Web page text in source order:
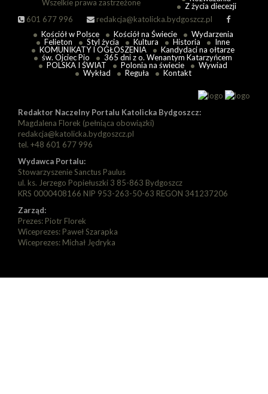
Wszelkie prawa zastrzeżone
601 677 996
redakcja@katolicka.bydgoszcz.pl
Z życia diecezji
Kościół w Polsce Kościół na Świecie
Wydarzenia
Felieton
Styl życia Kultura Historia
Inne
KOMUNIKATY I OGŁOSZENIA
Kandydaci na ołtarze
św. Ojciec Pio
365 dni z o. Wenantym Katarzyńcem
POLSKA I ŚWIAT
Polonia na świecie
Wywiad
Wykład
Reguła Kontakt
Redaktor Naczelny Portalu Katolicka Bydgoszcz:
Magdalena Florek (pełniąca obowiązki)
redakcja@katolicka.bydgoszcz.pl
tel. +48 601 677 996
Wydawca Portalu:
Stowarzyszenie Sanctus Paulus
ul. ks. Jerzego Popiełuszki 3 85-863 Bydgoszcz
KRS 0000408166 NIP 953-263-50-63 REGON 341237206
Zarząd:
Prezes: Piotr Florek
Wiceprezes: Paweł Szarapka
Wiceprezes: Michał Jędryka